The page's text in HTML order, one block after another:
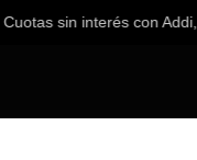
sin interés con Addi,